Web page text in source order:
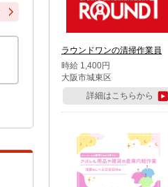
ラウンドワンの清掃作業員
時給 1,400円
大阪市城東区
詳細はこちらから